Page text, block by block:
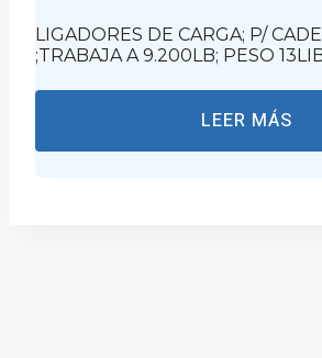
LIGADORES DE CARGA; P/
;TRABAJA A 9.200LB; PESO
LEER MÁS